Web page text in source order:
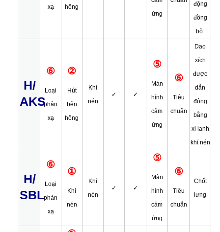
xạ
hông
ứng
động
đồng
bộ.
H/
AKS
⑥
Loại
phản
xạ
②
Hút
bên
hông
Khí
nén
✓ ✓
⑤
Màn
hình
cảm
ứng
⑥
Tiêu
chuẩn
Dao
xích
được
dẫn
động
bằng
xi lanh
khí nén
H/
SBL
⑥
Loại
phản
xạ
①
Khí
nén
Khí
nén
✓ ✓
⑤
Màn
hình
cảm
ứng
⑥
Tiêu
chuẩn
Chốt
lưng